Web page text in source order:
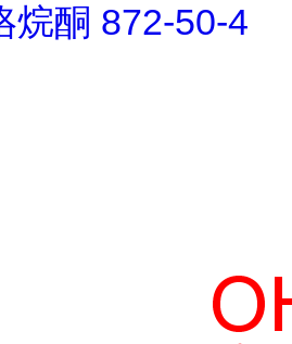
烷酮 872-50-4